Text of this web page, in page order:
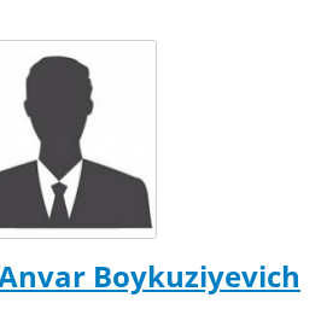
investitsiya faoliyatini
hamda kambag‘allikni
amalga oshirilgan
muvofiqlashtirish vazifasi
Boykuziyevich